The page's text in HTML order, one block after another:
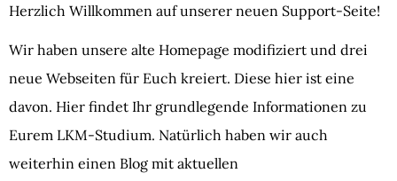
Herzlich Willkommen auf unserer neuen Support-Seite!
Wir haben unsere alte Homepage modifiziert und drei
neue Webseiten für Euch kreiert. Diese hier ist eine
davon. Hier findet Ihr grundlegende Informationen zu
Eurem LKM-Studium. Natürlich haben wir auch
weiterhin einen Blog mit aktuellen